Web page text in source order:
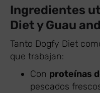
Ingredientes
Diet y Guau
Tanto Dogfy Diet
que trabajan:
Con proteínas
pescados